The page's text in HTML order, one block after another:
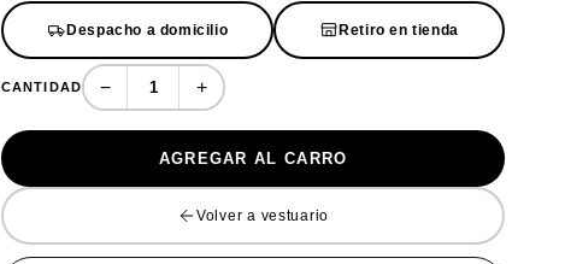
Despacho a domicilio Retiro en tienda
CANTIDAD − +
AGREGAR AL CARRO
Volver a vestuario